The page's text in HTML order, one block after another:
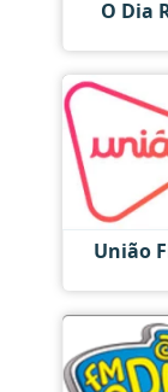
O Dia
União